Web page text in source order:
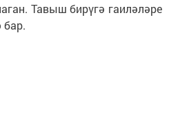
Тавыш бирүгә гаиләләре
бар.